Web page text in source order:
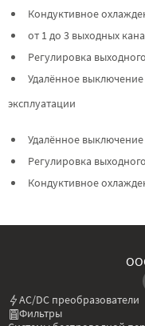
Кондуктивное
от 1 до 3 выходных
Регулировка
Удалённое выключение
эксплуатации
Удалённое выключение
Регулировка
Кондуктивное
AC/DC преобразователи
Фильтры